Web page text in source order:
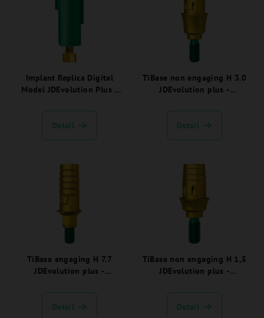
Implant Replica Digital
Model JDEvolution Plus -
Detail
TiBase non engaging H 3.0
JDEvolution plus -
Detail
TiBase engaging H 7.7
JDEvolution plus -
Detail
TiBase non engaging H 1,5
JDEvolution plus -
Detail